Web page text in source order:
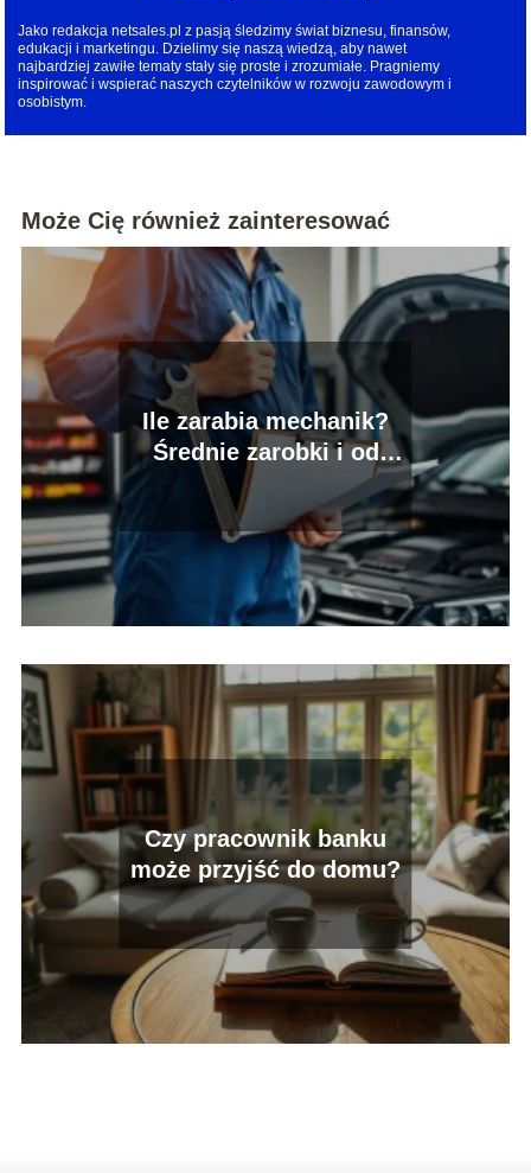
Jako redakcja netsales.pl z pasją śledzimy świat biznesu, finansów,
edukacji i marketingu. Dzielimy się naszą wiedzą, aby nawet
najbardziej zawiłe tematy stały się proste i zrozumiałe. Pragniemy
inspirować i wspierać naszych czytelników w rozwoju zawodowym i
osobistym.
Może Cię również zainteresować
Ile zarabia mechanik?
Średnie zarobki i od
czego zależą
Czy pracownik banku
może przyjść do domu?